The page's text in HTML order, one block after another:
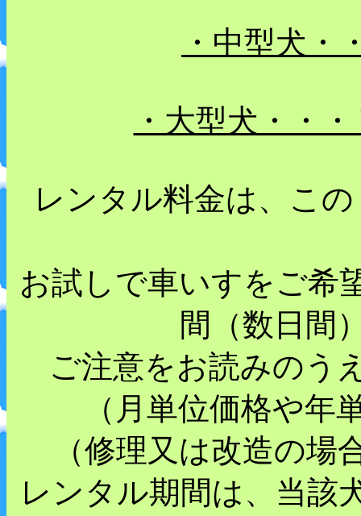
・中型犬・
・大型犬・・
レンタル料金は、こ
お試しで車いすをご希
間（数日間
ご注意をお読みのう
（月単位価格や年
（修理又は改造の
レンタル期間は、当該